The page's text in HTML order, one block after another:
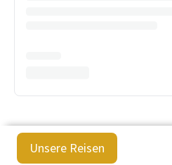
Unsere Reisen